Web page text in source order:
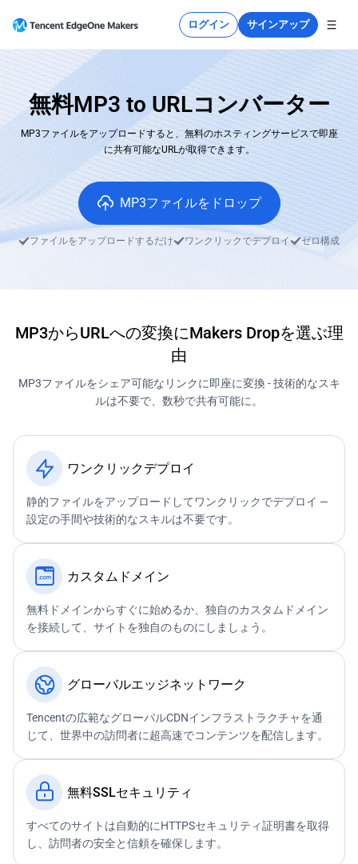
ログイン サインアップ
無料MP3 to URLコンバーター
MP3ファイルをアップロードすると、無料のホスティングサービスで即座
に共有可能なURLが取得できます。
MP3ファイルをドロップ
ファイルをアップロードするだけ ワンクリックでデプロイ ゼロ構成
MP3からURLへの変換にMakers Dropを選ぶ理
由
MP3ファイルをシェア可能なリンクに即座に変換 - 技術的なスキ
ルは不要で、数秒で共有可能に。
ワンクリックデプロイ
静的ファイルをアップロードしてワンクリックでデプロイ —
設定の手間や技術的なスキルは不要です。
カスタムドメイン
無料ドメインからすぐに始めるか、独自のカスタムドメイン
を接続して、サイトを独自のものにしましょう。
グローバルエッジネットワーク
Tencentの広範なグローバルCDNインフラストラクチャを通
じて、世界中の訪問者に超高速でコンテンツを配信します。
無料SSLセキュリティ
すべてのサイトは自動的にHTTPSセキュリティ証明書を取得
し、訪問者の安全と信頼を確保します。